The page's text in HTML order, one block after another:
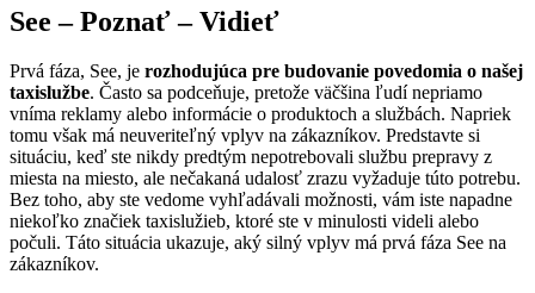
See – Poznať – Vidieť
Prvá fáza, See, je rozhodujúca pre budovanie povedomia o našej
taxislužbe. Často sa podceňuje, pretože väčšina ľudí nepriamo
vníma reklamy alebo informácie o produktoch a službách. Napriek
tomu však má neuveriteľný vplyv na zákazníkov. Predstavte si
situáciu, keď ste nikdy predtým nepotrebovali službu prepravy z
miesta na miesto, ale nečakaná udalosť zrazu vyžaduje túto potrebu.
Bez toho, aby ste vedome vyhľadávali možnosti, vám iste napadne
niekoľko značiek taxislužieb, ktoré ste v minulosti videli alebo
počuli. Táto situácia ukazuje, aký silný vplyv má prvá fáza See na
zákazníkov.